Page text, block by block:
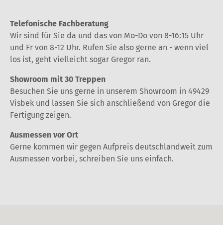
Telefonische Fachberatung
Wir sind für Sie da und das von Mo-Do von 8-16:15 Uhr
und Fr von 8-12 Uhr. Rufen Sie also gerne an - wenn viel
los ist, geht vielleicht sogar Gregor ran.
Showroom mit 30 Treppen
Besuchen Sie uns gerne in unserem Showroom in 49429
Visbek und lassen Sie sich anschließend von Gregor die
Fertigung zeigen.
Ausmessen vor Ort
Gerne kommen wir gegen Aufpreis deutschlandweit zum
Ausmessen vorbei, schreiben Sie uns einfach.